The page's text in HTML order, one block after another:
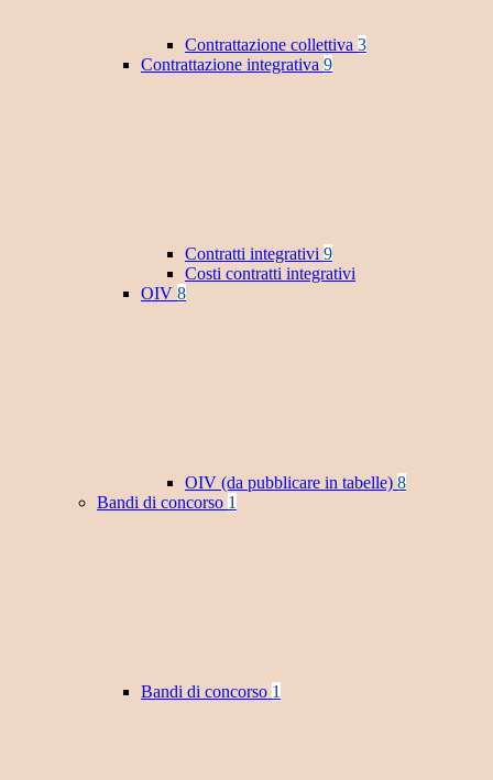
Contrattazione collettiva 3
Contrattazione integrativa 9
Contratti integrativi 9
Costi contratti integrativi
OIV 8
OIV (da pubblicare in tabelle) 8
Bandi di concorso 1
Bandi di concorso 1